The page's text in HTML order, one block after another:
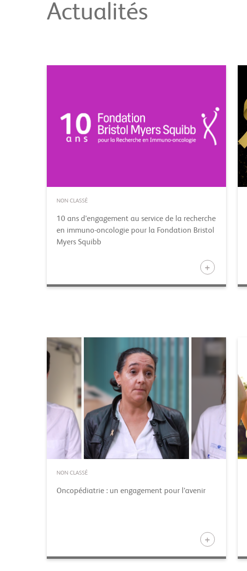
Actualités
NON CLASSÉ
10 ans d’engagement au service de la recherche
en immuno-oncologie pour la Fondation Bristol
Myers Squibb
NON CLASSÉ
Oncopédiatrie : un engagement pour l’avenir